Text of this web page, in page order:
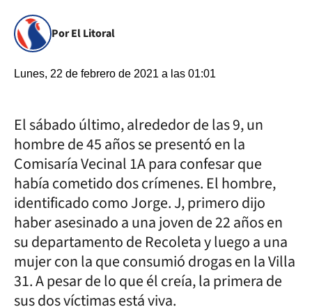
Por El Litoral
Lunes, 22 de febrero de 2021 a las 01:01
El sábado último, alrededor de las 9, un
hombre de 45 años se presentó en la
Comisaría Vecinal 1A para confesar que
había cometido dos crímenes. El hombre,
identificado como Jorge. J, primero dijo
haber asesinado a una joven de 22 años en
su departamento de Recoleta y luego a una
mujer con la que consumió drogas en la Villa
31. A pesar de lo que él creía, la primera de
sus dos víctimas está viva.